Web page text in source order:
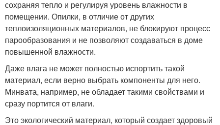
сохраняя тепло и регулируя уровень влажности в
помещении. Опилки, в отличие от других
теплоизоляционных материалов, не блокируют процесс
парообразования и не позволяют создаваться в доме
повышенной влажности.
Даже влага не может полностью испортить такой
материал, если верно выбрать компоненты для него.
Минвата, например, не обладает такими свойствами и
сразу портится от влаги.
Это экологический материал, который создает здоровый